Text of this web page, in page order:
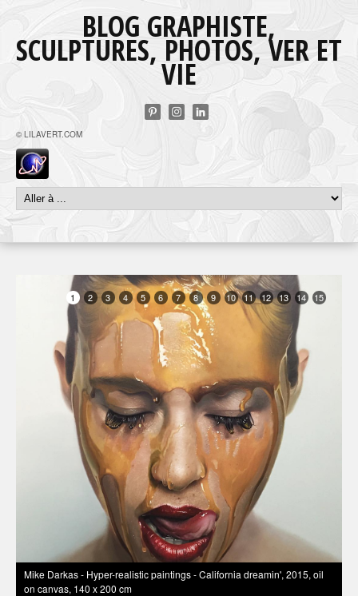
BLOG GRAPHISTE,
SCULPTURES, PHOTOS, VER ET
VIE
© LILAVERT.COM
Mike Darkas - Hyper-realistic paintings - California dreamin', 2015, oil
on canvas, 140 x 200 cm
1 2 3 4 5 6 7 8 9 10 11 12 13 14 15